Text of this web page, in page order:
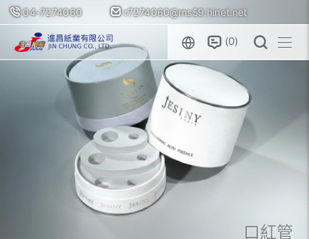
04-7274060 r7274060@ms59.hinet.net
0
口紅管